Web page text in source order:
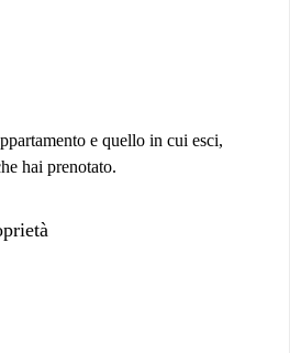
e quello in cui esci,
hai prenotato.